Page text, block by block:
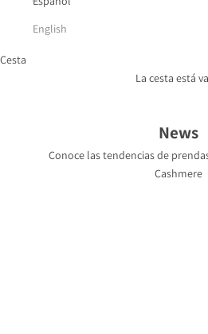
English
Cesta
La cesta está
News
Conoce las tendencias de
Cashmere